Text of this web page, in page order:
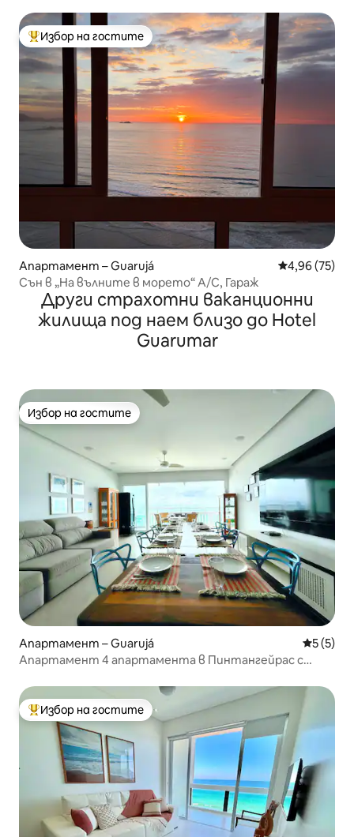
Най-популярен избор на гостите
Избор на гостите
Апартамент – Guarujá Средна
4,96 (75)
Сън в „На вълните в морето“ A/C, Гараж
Други страхотни ваканционни
жилища под наем близо до Hotel
Guarumar
Избор на гостите
Избор на гостите
Апартамент – Guarujá Средна
5 (5)
Апартамент 4 апартамента в Пинтангейрас с
Най-популярен избор на гостите
Избор на гостите